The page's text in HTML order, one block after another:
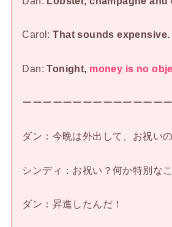
Carol:That sounds expensive.
Dan:Tonight, money is no
ーーーーーーーーーーーーーーー
ダン：今晩は外出して、お祝い
シンディ：お祝い？何か特別な
ダン：昇進したんだ！